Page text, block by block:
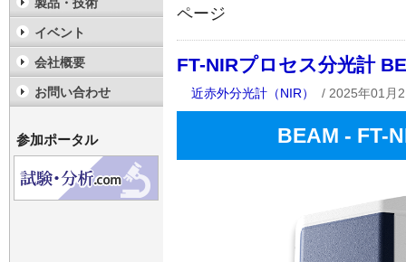
ページ
FT-NIRプロセス分光計
近赤外分光計（NIR） / 2025年01月
BEAM - FT-
製品・技術
イベント
会社概要
お問い合わせ
参加ポータル